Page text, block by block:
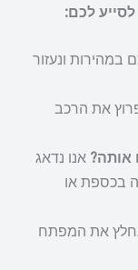
לכם:
במהירות ונעזור
את הרכב
אותה? אנו נדאג
בכספת או
את המפתח